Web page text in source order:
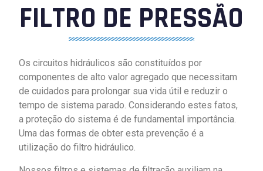
FILTRO DE PRESSÃO
Os circuitos hidráulicos são constituídos por
componentes de alto valor agregado que necessitam
de cuidados para prolongar sua vida útil e reduzir o
tempo de sistema parado. Considerando estes fatos,
a proteção do sistema é de fundamental importância.
Uma das formas de obter esta prevenção é a
utilização do filtro hidráulico.